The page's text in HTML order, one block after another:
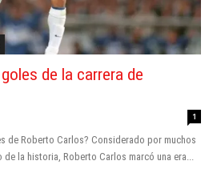
de la carrera de
1
de Roberto Carlos? Considerado por muchos
la historia, Roberto Carlos marcó una era...